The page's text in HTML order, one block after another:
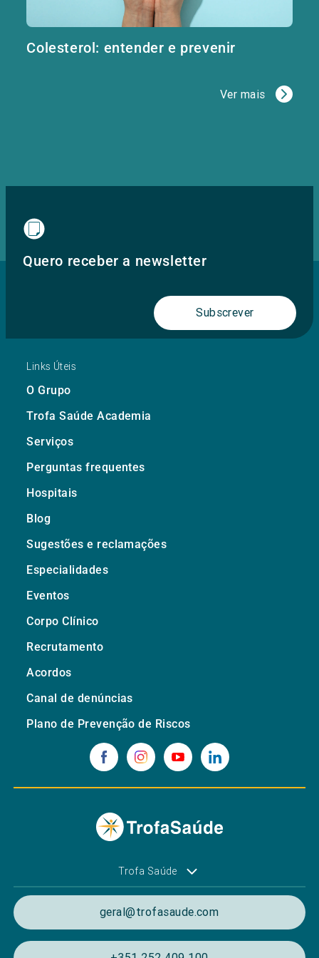
Colesterol: entender e prevenir
Ver mais
Quero receber a newsletter
Subscrever
Links Úteis
O Grupo
Trofa Saúde Academia
Serviços
Perguntas frequentes
Hospitais
Blog
Sugestões e reclamações
Especialidades
Eventos
Corpo Clínico
Recrutamento
Acordos
Canal de denúncias
Plano de Prevenção de Riscos
Trofa Saúde
geral@trofasaude.com